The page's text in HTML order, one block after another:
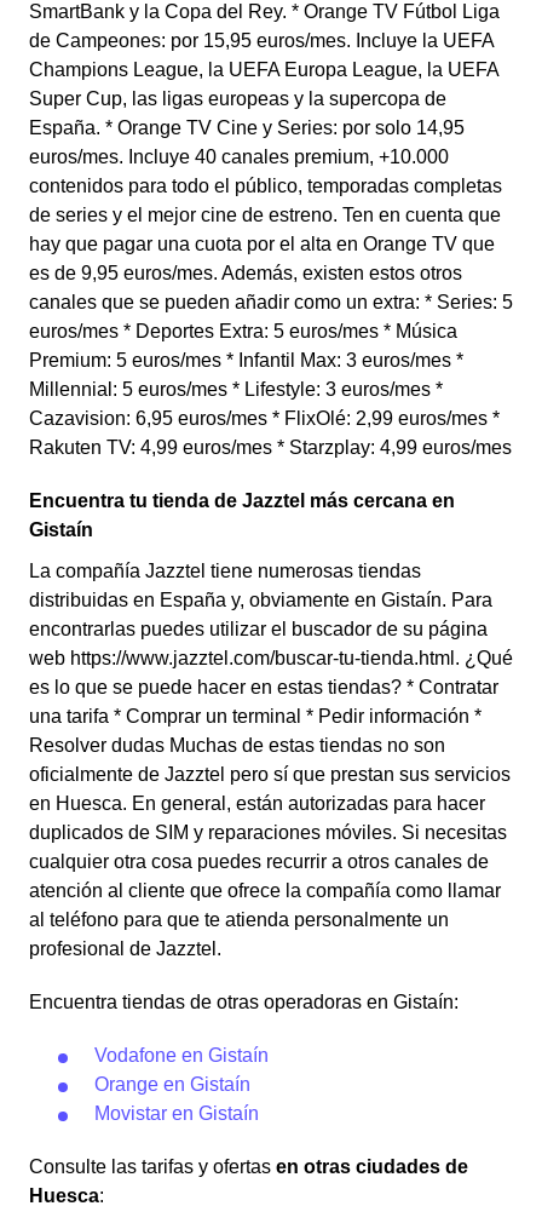
SmartBank y la Copa del Rey. * Orange TV Fútbol Liga
de Campeones: por 15,95 euros/mes. Incluye la UEFA
Champions League, la UEFA Europa League, la UEFA
Super Cup, las ligas europeas y la supercopa de
España. * Orange TV Cine y Series: por solo 14,95
euros/mes. Incluye 40 canales premium, +10.000
contenidos para todo el público, temporadas completas
de series y el mejor cine de estreno. Ten en cuenta que
hay que pagar una cuota por el alta en Orange TV que
es de 9,95 euros/mes. Además, existen estos otros
canales que se pueden añadir como un extra: * Series: 5
euros/mes * Deportes Extra: 5 euros/mes * Música
Premium: 5 euros/mes * Infantil Max: 3 euros/mes *
Millennial: 5 euros/mes * Lifestyle: 3 euros/mes *
Cazavision: 6,95 euros/mes * FlixOlé: 2,99 euros/mes *
Rakuten TV: 4,99 euros/mes * Starzplay: 4,99 euros/mes
Encuentra tu tienda de Jazztel más cercana en
Gistaín
La compañía Jazztel tiene numerosas tiendas
distribuidas en España y, obviamente en Gistaín. Para
encontrarlas puedes utilizar el buscador de su página
web https://www.jazztel.com/buscar-tu-tienda.html. ¿Qué
es lo que se puede hacer en estas tiendas? * Contratar
una tarifa * Comprar un terminal * Pedir información *
Resolver dudas Muchas de estas tiendas no son
oficialmente de Jazztel pero sí que prestan sus servicios
en Huesca. En general, están autorizadas para hacer
duplicados de SIM y reparaciones móviles. Si necesitas
cualquier otra cosa puedes recurrir a otros canales de
atención al cliente que ofrece la compañía como llamar
al teléfono para que te atienda personalmente un
profesional de Jazztel.
Encuentra tiendas de otras operadoras en Gistaín:
Vodafone en Gistaín
Orange en Gistaín
Movistar en Gistaín
Consulte las tarifas y ofertas en otras ciudades de
Huesca: